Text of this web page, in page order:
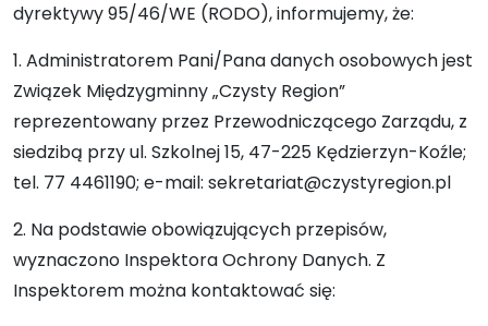
dyrektywy 95/46/WE (RODO), informujemy, że:
1. Administratorem Pani/Pana danych osobowych jest
Związek Międzygminny „Czysty Region”
reprezentowany przez Przewodniczącego Zarządu, z
siedzibą przy ul. Szkolnej 15, 47-225 Kędzierzyn-Koźle;
tel. 77 4461190; e-mail: sekretariat@czystyregion.pl
2. Na podstawie obowiązujących przepisów,
wyznaczono Inspektora Ochrony Danych. Z
Inspektorem można kontaktować się: